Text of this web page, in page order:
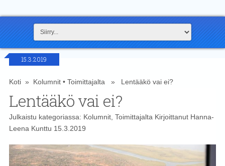
15.3.2019
Koti» Kolumnit• Toimittajalta» Lentääkö vai ei?
Lentääkö vai ei?
Julkaistu kategoriassa: Kolumnit, ToimittajaltaKirjoittanut Hanna-
Leena Kunttu 15.3.2019